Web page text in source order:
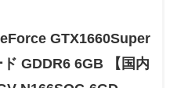
GTX1660Super
GDDR6 6GB 【国内